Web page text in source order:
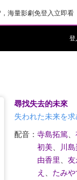
海量影劇免登入立即看
登
尋找失去的未來
失われた未来を求
配音： 寺島拓篤
初美、 川
由香里
友
え
たみや